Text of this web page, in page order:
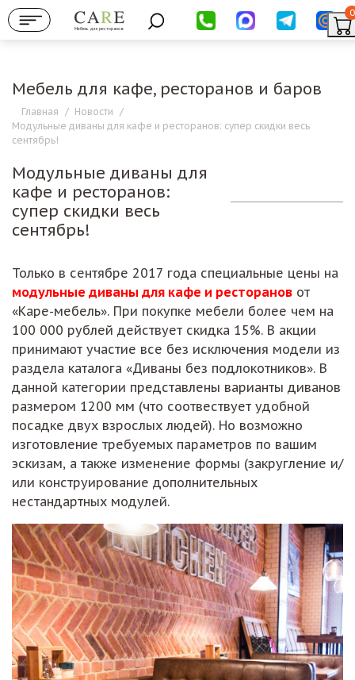
Мебель для ресторанов
0
Мебель для кафе, ресторанов и баров
Главная / Новости /
Модульные диваны для кафе и ресторанов: супер скидки весь
сентябрь!
Модульные диваны для
кафе и ресторанов:
супер скидки весь
сентябрь!
Только в сентябре 2017 года специальные цены на
модульные диваны для кафе и ресторанов от
«Каре-мебель». При покупке мебели более чем на
100 000 рублей действует скидка 15%. В акции
принимают участие все без исключения модели из
раздела каталога «Диваны без подлокотников». В
данной категории представлены варианты диванов
размером 1200 мм (что соотвествует удобной
посадке двух взрослых людей). Но возможно
изготовление требуемых параметров по вашим
эскизам, а также изменение формы (закругление и/
или конструирование дополнительных
нестандартных модулей.